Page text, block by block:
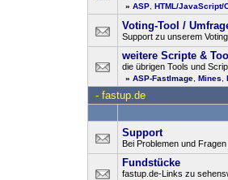
» ASP HTML/JavaScript/
Voting-Tool /
Support zu unserem
weitere Scripte &
die übrigen Tools und
» ASP-FastImage Mines
- fastup.de
Support
Bei Problemen und Fragen
Fundstücke
fastup.de-Links zu